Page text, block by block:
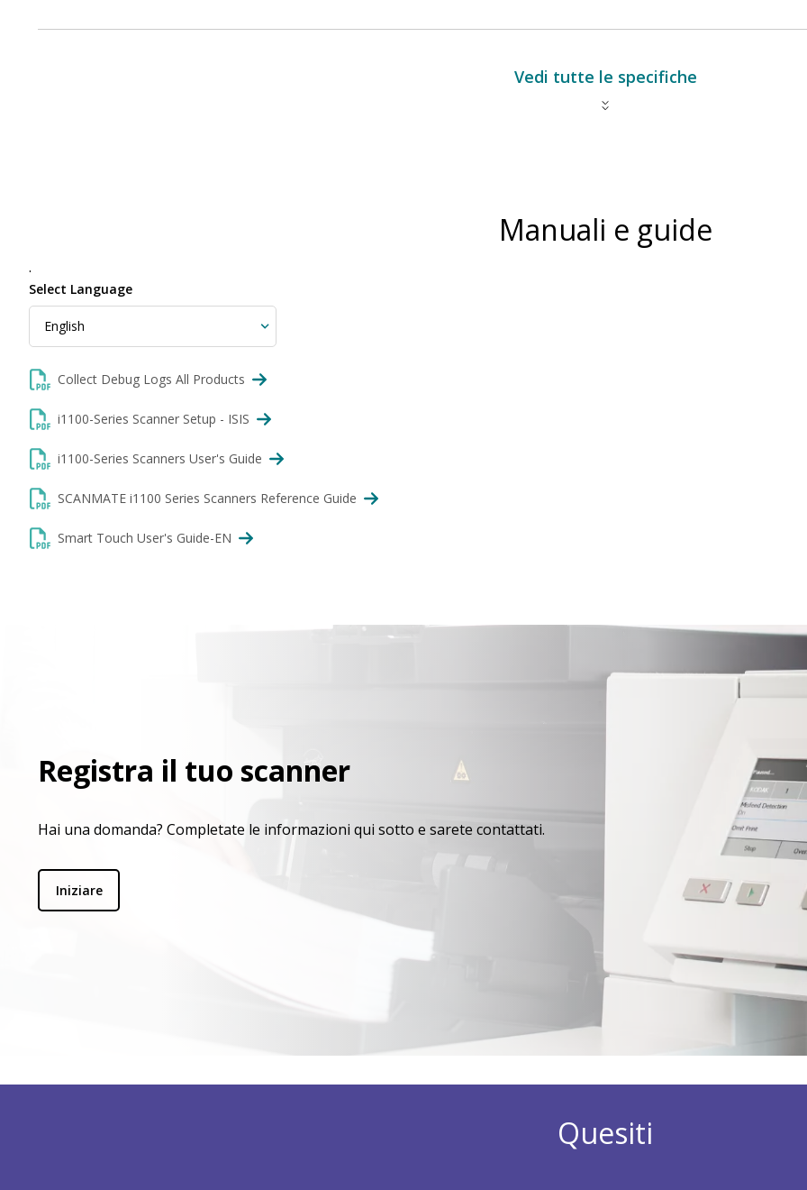
Vedi tutte le specifiche
Manuali e guide
.
Select Language
Collect Debug Logs All Products
i1100-Series Scanner Setup - ISIS
i1100-Series Scanners User's Guide
SCANMATE i1100 Series Scanners Reference Guide
Smart Touch User's Guide-EN
Registra il tuo scanner
Hai una domanda? Completate le informazioni qui sotto e sarete contattati.
Iniziare
Quesiti